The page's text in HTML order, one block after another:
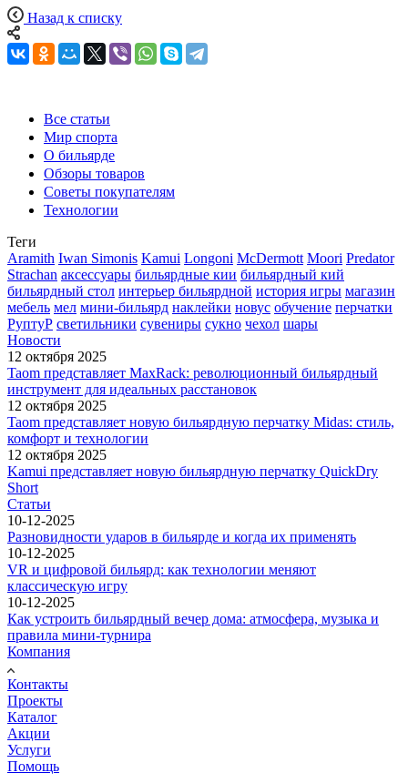
Назад к списку
Все статьи
Мир спорта
О бильярде
Обзоры товаров
Советы покупателям
Технологии
Теги
Aramith Iwan Simonis Kamui Longoni McDermott Moori Predator
Strachan аксессуары бильярдные кии бильярдный кий
бильярдный стол интерьер бильярдной история игры магазин
мебель мел мини-бильярд наклейки новус обучение перчатки
РуптуР светильники сувениры сукно чехол шары
Новости
12 октября 2025
Taom представляет MaxRack: революционный бильярдный
инструмент для идеальных расстановок
12 октября 2025
Taom представляет новую бильярдную перчатку Midas: стиль,
комфорт и технологии
12 октября 2025
Kamui представляет новую бильярдную перчатку QuickDry
Short
Статьи
10-12-2025
Разновидности ударов в бильярде и когда их применять
10-12-2025
VR и цифровой бильярд: как технологии меняют
классическую игру
10-12-2025
Как устроить бильярдный вечер дома: атмосфера, музыка и
правила мини-турнира
Компания
Контакты
Проекты
Каталог
Акции
Услуги
Помощь